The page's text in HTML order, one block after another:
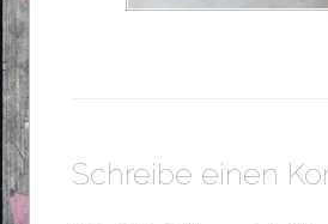
Schreibe einen